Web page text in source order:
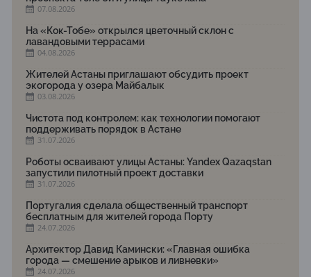
07.08.2026
На «Кок-Тобе» открылся цветочный склон с
лавандовыми террасами
04.08.2026
Жителей Астаны приглашают обсудить проект
экогорода у озера Майбалык
03.08.2026
Чистота под контролем: как технологии помогают
поддерживать порядок в Астане
31.07.2026
Роботы осваивают улицы Астаны: Yandex Qazaqstan
запустили пилотный проект доставки
31.07.2026
Португалия сделала общественный транспорт
бесплатным для жителей города Порту
24.07.2026
Архитектор Давид Камински: «Главная ошибка
города — смешение арыков и ливневки»
24.07.2026